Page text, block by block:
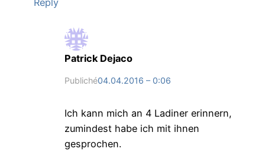
Reply
Patrick Dejaco
Publiché04.04.2016 – 0:06
Ich kann mich an 4 Ladiner erinnern,
zumindest habe ich mit ihnen
gesprochen.